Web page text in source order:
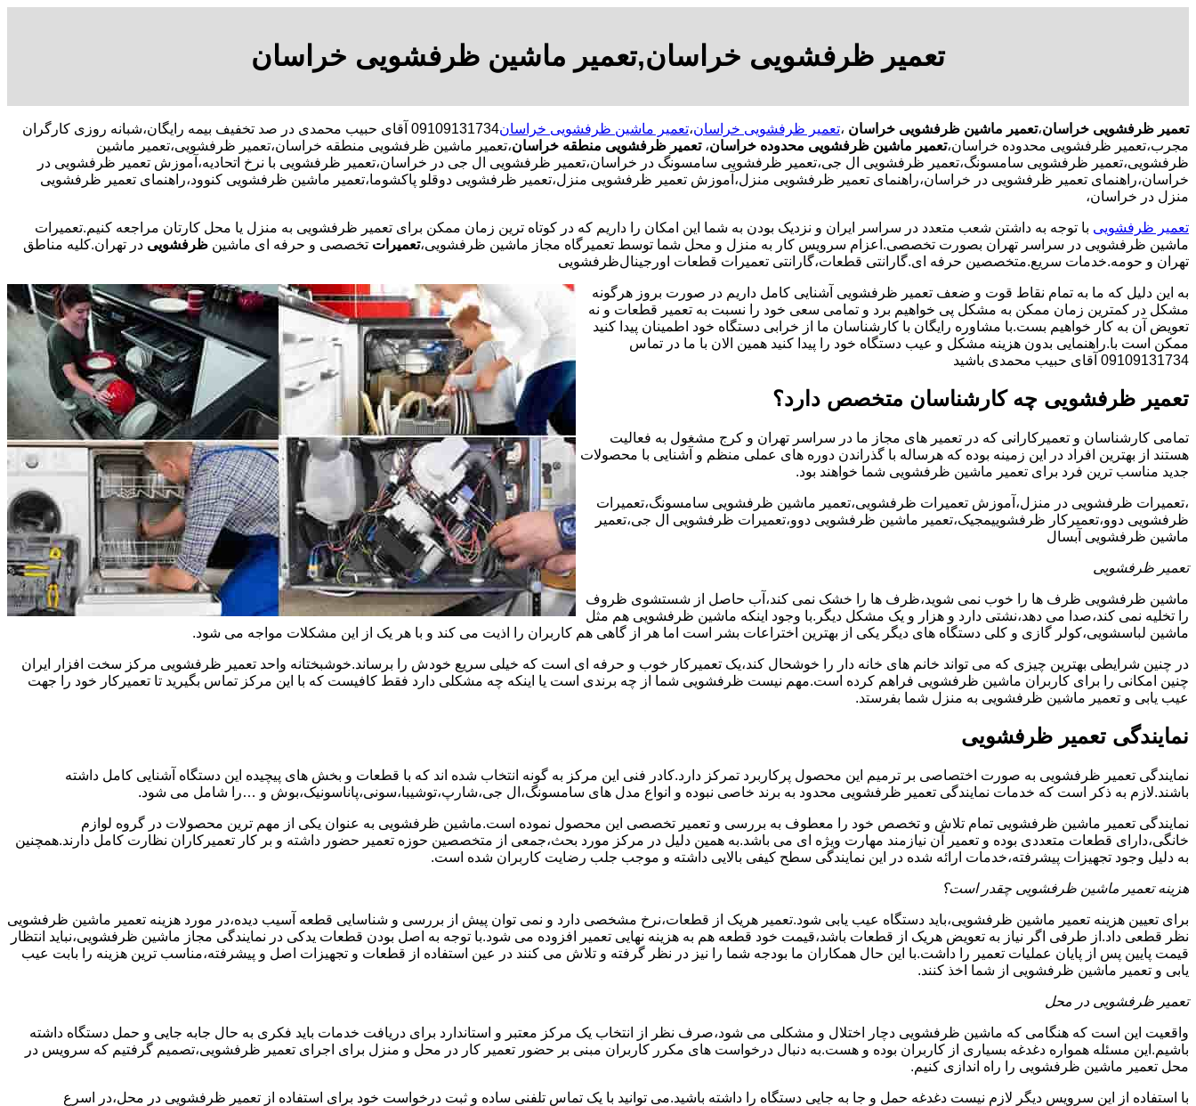
تعمیر ظرفشویی خراسان,تعمیر ماشین ظرفشویی خراسان
تعمیر ظرفشویی خراسان،تعمیر ماشین ظرفشویی خراسان ،تعمیر ظرفشویی خراسان،تعمیر ماشین ظرفشویی خراسان
09109131734 آقای حبیب محمدی در صد تخفیف بیمه رایگان،شبانه روزی کارگران
مجرب،تعمیر ظرفشویی محدوده خراسان،تعمیر ماشین ظرفشویی محدوده خراسان، تعمیر ظرفشویی منطقه خراسان،تعمیر ماشین ظرفشویی منطقه خراسان،تعمیر ظرفشویی،تعمیر ماشین
ظرفشویی،تعمیر ظرفشویی سامسونگ،تعمیر ظرفشویی ال جی،تعمیر ظرفشویی سامسونگ در خراسان،تعمیر ظرفشویی ال جی در خراسان،تعمیر ظرفشویی با نرخ اتحادیه،آموزش تعمیر ظرفشویی در
خراسان،راهنمای تعمیر ظرفشویی در خراسان،راهنمای تعمیر ظرفشویی منزل،آموزش تعمیر ظرفشویی منزل،تعمیر ظرفشویی دوقلو پاکشوما،تعمیر ماشین ظرفشویی کنوود،راهنمای تعمیر ظرفشویی
منزل در خراسان،
تعمیر ظرفشویی با توجه به داشتن شعب متعدد در سراسر ایران و نزدیک بودن به شما این امکان را داریم که در کوتاه ترین زمان ممکن برای تعمیر ظرفشویی به منزل یا محل کارتان مراجعه کنیم.تعمیرات
ماشین ظرفشویی در سراسر تهران بصورت تخصصی.اعزام سرویس کار به منزل و محل شما توسط تعمیرگاه مجاز ماشین ظرفشویی،تعمیرات تخصصی و حرفه ای ماشین ظرفشویی در تهران.کلیه مناطق
تهران و حومه.خدمات سریع.متخصصین حرفه ای.گارانتی قطعات،گارانتی تعمیرات قطعات اورجینالظرفشویی
به این دلیل که ما به تمام نقاط قوت و ضعف تعمیر ظرفشویی آشنایی کامل داریم در صورت بروز هرگونه
مشکل در کمترین زمان ممکن به مشکل پی خواهیم برد و تمامی سعی خود را نسبت به تعمیر قطعات و نه
تعویض آن به کار خواهیم بست.با مشاوره رایگان با کارشناسان ما از خرابی دستگاه خود اطمینان پیدا کنید
ممکن است با.راهنمایی بدون هزینه مشکل و عیب دستگاه خود را پیدا کنید همین الان با ما در تماس
09109131734 آقای حبیب محمدی باشید
تعمیر ظرفشویی چه کارشناسان متخصص دارد؟
تمامی کارشناسان و تعمیرکارانی که در تعمیر های مجاز ما در سراسر تهران و کرج مشغول به فعالیت
هستند از بهترین افراد در این زمینه بوده که هرساله با گذراندن دوره های عملی منظم و آشنایی با محصولات
جدید مناسب ترین فرد برای تعمیر ماشین ظرفشویی شما خواهند بود.
،تعمیرات ظرفشویی در منزل،آموزش تعمیرات ظرفشویی،تعمیر ماشین ظرفشویی سامسونگ،تعمیرات
ظرفشویی دوو،تعمیرکار ظرفشوییمجیک،تعمیر ماشین ظرفشویی دوو،تعمیرات ظرفشویی ال جی،تعمیر
ماشین ظرفشویی آبسال
تعمیر ظرفشویی
ماشین ظرفشویی ظرف ها را خوب نمی شوید،ظرف ها را خشک نمی کند،آب حاصل از شستشوی ظروف
را تخلیه نمی کند،صدا می دهد،نشتی دارد و هزار و یک مشکل دیگر.با وجود اینکه ماشین ظرفشویی هم مثل
ماشین لباسشویی،کولر گازی و کلی دستگاه های دیگر یکی از بهترین اختراعات بشر است اما هر از گاهی هم کاربران را اذیت می کند و با هر یک از این مشکلات مواجه می شود.
در چنین شرایطی بهترین چیزی که می تواند خانم های خانه دار را خوشحال کند،یک تعمیرکار خوب و حرفه ای است که خیلی سریع خودش را برساند.خوشبختانه واحد تعمیر ظرفشویی مرکز سخت افزار ایران
چنین امکانی را برای کاربران ماشین ظرفشویی فراهم کرده است.مهم نیست ظرفشویی شما از چه برندی است یا اینکه چه مشکلی دارد فقط کافیست که با این مرکز تماس بگیرید تا تعمیرکار خود را جهت
عیب یابی و تعمیر ماشین ظرفشویی به منزل شما بفرستد.
نمایندگی تعمیر ظرفشویی
نمایندگی تعمیر ظرفشویی به صورت اختصاصی بر ترمیم این محصول پرکاربرد تمرکز دارد.کادر فنی این مرکز به گونه انتخاب شده اند که با قطعات و بخش های پیچیده این دستگاه آشنایی کامل داشته
باشند.لازم به ذکر است که خدمات نمایندگی تعمیر ظرفشویی محدود به برند خاصی نبوده و انواع مدل های سامسونگ،ال جی،شارپ،توشیبا،سونی،پاناسونیک،بوش و …را شامل می شود.
نمایندگی تعمیر ماشین ظرفشویی تمام تلاش و تخصص خود را معطوف به بررسی و تعمیر تخصصی این محصول نموده است.ماشین ظرفشویی به عنوان یکی از مهم ترین محصولات در گروه لوازم
خانگی،دارای قطعات متعددی بوده و تعمیر آن نیازمند مهارت ویژه ای می باشد.به همین دلیل در مرکز مورد بحث،جمعی از متخصصین حوزه تعمیر حضور داشته و بر کار تعمیرکاران نظارت کامل دارند.همچنین
به دلیل وجود تجهیزات پیشرفته،خدمات ارائه شده در این نمایندگی سطح کیفی بالایی داشته و موجب جلب رضایت کاربران شده است.
هزینه تعمیر ماشین ظرفشویی چقدر است؟
برای تعیین هزینه تعمیر ماشین ظرفشویی،باید دستگاه عیب یابی شود.تعمیر هریک از قطعات،نرخ مشخصی دارد و نمی توان پیش از بررسی و شناسایی قطعه آسیب دیده،در مورد هزینه تعمیر ماشین ظرفشویی
نظر قطعی داد.از طرفی اگر نیاز به تعویض هریک از قطعات باشد،قیمت خود قطعه هم به هزینه نهایی تعمیر افزوده می شود.با توجه به اصل بودن قطعات یدکی در نمایندگی مجاز ماشین ظرفشویی،نباید انتظار
قیمت پایین پس از پایان عملیات تعمیر را داشت.با این حال همکاران ما بودجه شما را نیز در نظر گرفته و تلاش می کنند در عین استفاده از قطعات و تجهیزات اصل و پیشرفته،مناسب ترین هزینه را بابت عیب
یابی و تعمیر ماشین ظرفشویی از شما اخذ کنند.
تعمیر ظرفشویی در محل
واقعیت این است که هنگامی که ماشین ظرفشویی دچار اختلال و مشکلی می شود،صرف نظر از انتخاب یک مرکز معتبر و استاندارد برای دریافت خدمات باید فکری به حال جابه جایی و حمل دستگاه داشته
باشیم.این مسئله همواره دغدغه بسیاری از کاربران بوده و هست.به دنبال درخواست های مکرر کاربران مبنی بر حضور تعمیر کار در محل و منزل برای اجرای تعمیر ظرفشویی،تصمیم گرفتیم که سرویس در
محل تعمیر ماشین ظرفشویی را راه اندازی کنیم.
با استفاده از این سرویس دیگر لازم نیست دغدغه حمل و جا به جایی دستگاه را داشته باشید.می توانید با یک تماس تلفنی ساده و ثبت درخواست خود برای استفاده از تعمیر ظرفشویی در محل،در اسرع